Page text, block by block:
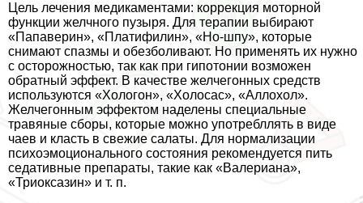
Цель лечения медикаментами: коррекция моторной
функции желчного пузыря. Для терапии выбирают
«Папаверин», «Платифилин», «Но-шпу», которые
снимают спазмы и обезболивают. Но применять их нужно
с осторожностью, так как при гипотонии возможен
обратный эффект. В качестве желчегонных средств
используются «Хологон», «Холосас», «Аллохол».
Желчегонным эффектом наделены специальные
травяные сборы, которые можно употрeбллять в виде
чаев и класть в свежие салаты. Для нормализации
психоэмоционального состояния рекомендуется пить
седативные препараты, такие как «Валериана»,
«Триоксазин» и т. п.